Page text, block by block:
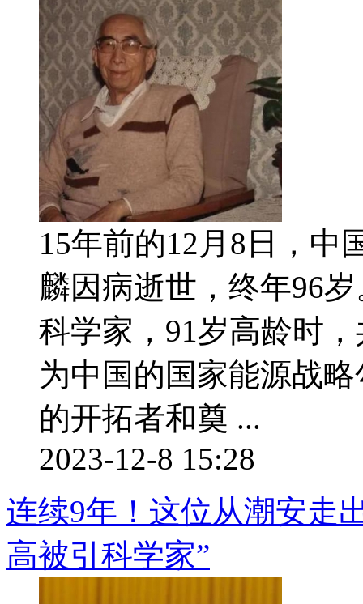
15年前的12月8日，中
麟因病逝世，终年
科学家，91岁高龄时
为中国的国家能源战
的开拓者和奠 ...
2023-12-8 15:28
连续9年！这位从潮安走
高被引科学家”